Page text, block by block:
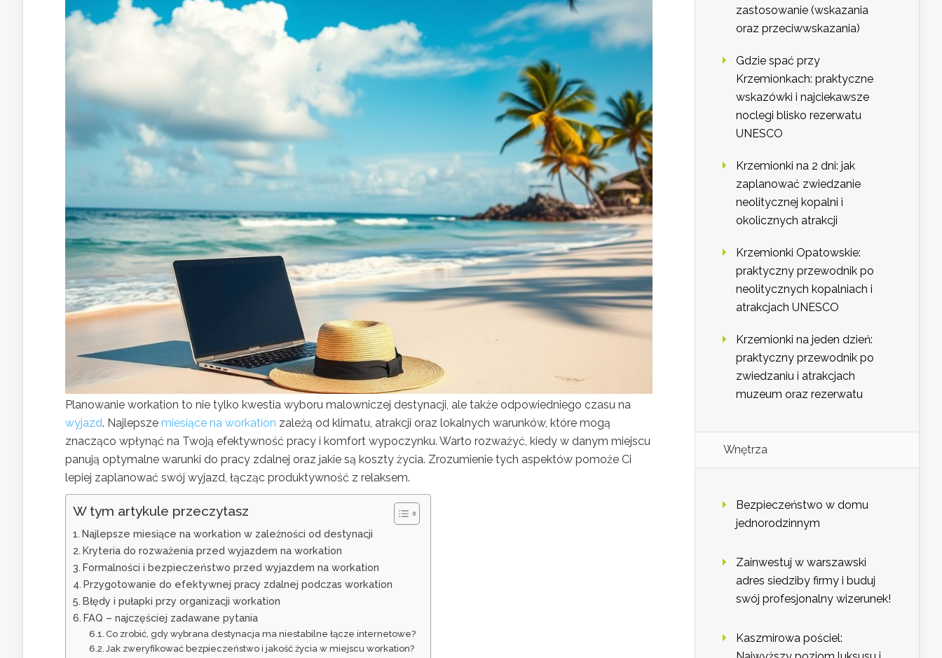
Planowanie workation to nie tylko kwestia wyboru malowniczej destynacji, ale także odpowiedniego czasu na
wyjazd. Najlepsze miesiące na workation zależą od klimatu, atrakcji oraz lokalnych warunków, które mogą
znacząco wpłynąć na Twoją efektywność pracy i komfort wypoczynku. Warto rozważyć, kiedy w danym miejscu
panują optymalne warunki do pracy zdalnej oraz jakie są koszty życia. Zrozumienie tych aspektów pomoże Ci
lepiej zaplanować swój wyjazd, łącząc produktywność z relaksem.
W tym artykule przeczytasz
Najlepsze miesiące na workation w zależności od destynacji
Kryteria do rozważenia przed wyjazdem na workation
Formalności i bezpieczeństwo przed wyjazdem na workation
Przygotowanie do efektywnej pracy zdalnej podczas workation
Błędy i pułapki przy organizacji workation
FAQ – najczęściej zadawane pytania
Co zrobić, gdy wybrana destynacja ma niestabilne łącze internetowe?
Jak zweryfikować bezpieczeństwo i jakość życia w miejscu workation?
zastosowanie (wskazania
oraz przeciwwskazania)
Gdzie spać przy
Krzemionkach: praktyczne
wskazówki i najciekawsze
noclegi blisko rezerwatu
UNESCO
Krzemionki na 2 dni: jak
zaplanować zwiedzanie
neolitycznej kopalni i
okolicznych atrakcji
Krzemionki Opatowskie:
praktyczny przewodnik po
neolitycznych kopalniach i
atrakcjach UNESCO
Krzemionki na jeden dzień:
praktyczny przewodnik po
zwiedzaniu i atrakcjach
muzeum oraz rezerwatu
Wnętrza
Bezpieczeństwo w domu
jednorodzinnym
Zainwestuj w warszawski
adres siedziby firmy i buduj
swój profesjonalny wizerunek!
Kaszmirowa pościel: